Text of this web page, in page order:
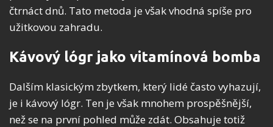
čtrnáct dnů. Tato metoda je však vhodná spíše pro
užitkovou zahradu.
Kávový lógr jako vitamínová bomba
Dalším klasickým zbytkem, který lidé často vyhazují,
je i kávový lógr. Ten je však mnohem prospěšnější,
než se na první pohled může zdát. Obsahuje totiž